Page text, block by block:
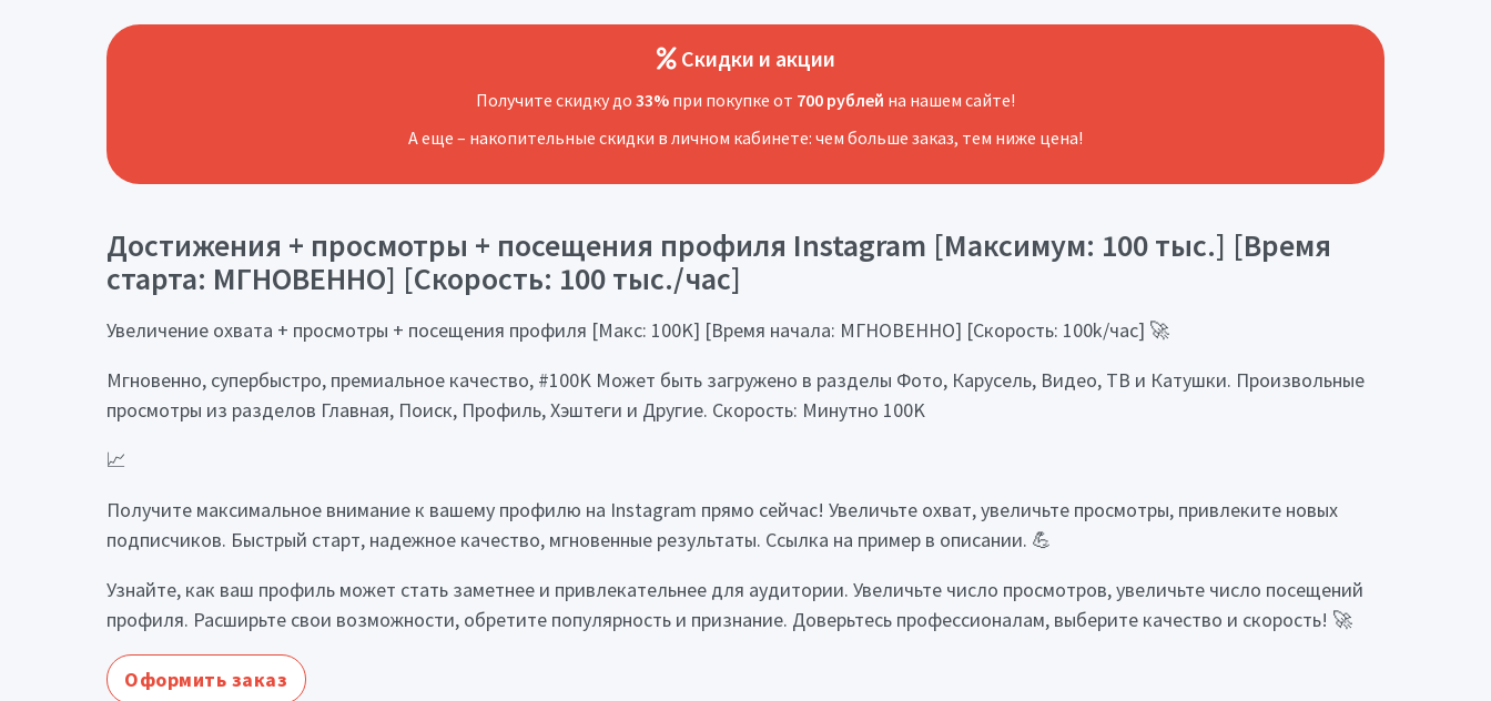
Скидки и акции
Получите скидку до 33% при покупке от 700 рублей на нашем сайте!
А еще – накопительные скидки в личном кабинете: чем больше заказ, тем ниже цена!
Достижения + просмотры + посещения профиля Instagram [Максимум: 100 тыс.] [Время
старта: МГНОВЕННО] [Скорость: 100 тыс./час]
Увеличение охвата + просмотры + посещения профиля [Макс: 100K] [Время начала: МГНОВЕННО] [Скорость: 100k/час] 🚀
Мгновенно, супербыстро, премиальное качество, #100K Может быть загружено в разделы Фото, Карусель, Видео, ТВ и Катушки. Произвольные
просмотры из разделов Главная, Поиск, Профиль, Хэштеги и Другие. Скорость: Минутно 100K
📈
Получите максимальное внимание к вашему профилю на Instagram прямо сейчас! Увеличьте охват, увеличьте просмотры, привлеките новых
подписчиков. Быстрый старт, надежное качество, мгновенные результаты. Ссылка на пример в описании. 💪
Узнайте, как ваш профиль может стать заметнее и привлекательнее для аудитории. Увеличьте число просмотров, увеличьте число посещений
профиля. Расширьте свои возможности, обретите популярность и признание. Доверьтесь профессионалам, выберите качество и скорость! 🚀
Оформить заказ